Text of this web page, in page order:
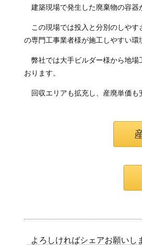
建築現場で発生した廃棄物の容器
この現場では投入と分別のしやす
の専門工事業者様が施工しやすい環
弊社では大手ビルダー様から地場
おります。
回収エリアも拡充し、産廃単価も
よろしければシェアお願いし